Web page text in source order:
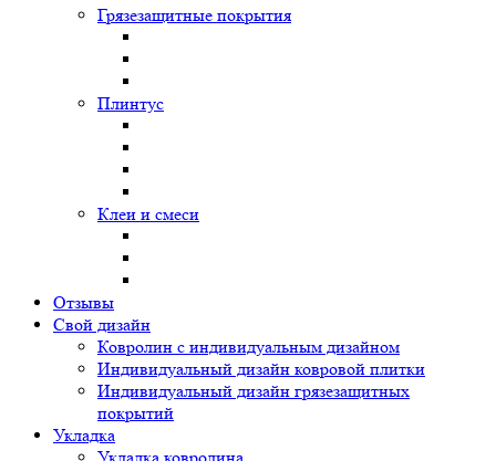
Грязезащитные покрытия
Плинтус
Клеи и смеси
Отзывы
Свой дизайн
Ковролин с индивидуальным дизайном
Индивидуальный дизайн ковровой плитки
Индивидуальный дизайн грязезащитных
покрытий
Укладка